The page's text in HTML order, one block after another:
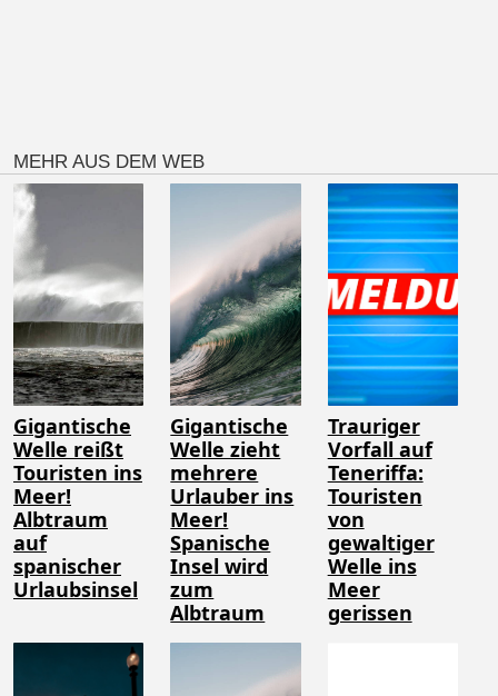
MEHR AUS DEM WEB
Gigantische
Welle reißt
Touristen ins
Meer!
Albtraum
auf
spanischer
Urlaubsinsel
Gigantische
Welle zieht
mehrere
Urlauber ins
Meer!
Spanische
Insel wird
zum
Albtraum
Trauriger
Vorfall auf
Teneriffa:
Touristen
von
gewaltiger
Welle ins
Meer
gerissen